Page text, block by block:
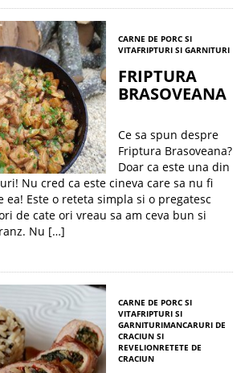
CARNE DE PORC SI
VITAFRIPTURI SI GARNITURI
FRIPTURA
BRASOVEANA
Ce sa spun despre
Friptura Brasoveana?
Doar ca este una din
Nu cred ca este cineva care sa nu fi
ea! Este o reteta simpla si o pregatesc
de cate ori vreau sa am ceva bun si
Nu […]
CARNE DE PORC SI
VITAFRIPTURI SI
GARNITURIMANCARURI DE
CRACIUN SI
REVELIONRETETE DE
CRACIUN